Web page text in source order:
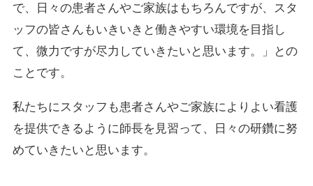
で、日々の患者さんやご家族はもちろんですが、スタ
ッフの皆さんもいきいきと働きやすい環境を目指し
て、微力ですが尽力していきたいと思います。」との
ことです。
私たちにスタッフも患者さんやご家族によりよい看護
を提供できるように師長を見習って、日々の研鑽に努
めていきたいと思います。